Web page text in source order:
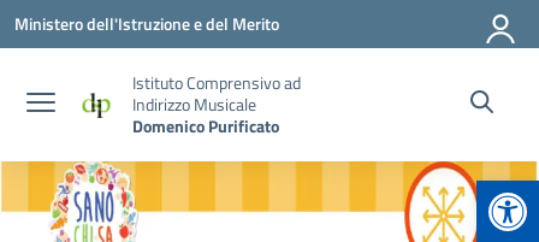
Vai ai contenuti
Vai al menu di navigazione
Vai al footer
Ministero dell'Istruzione e del Merito
Istituto Comprensivo ad
Indirizzo Musicale
Domenico Purificato